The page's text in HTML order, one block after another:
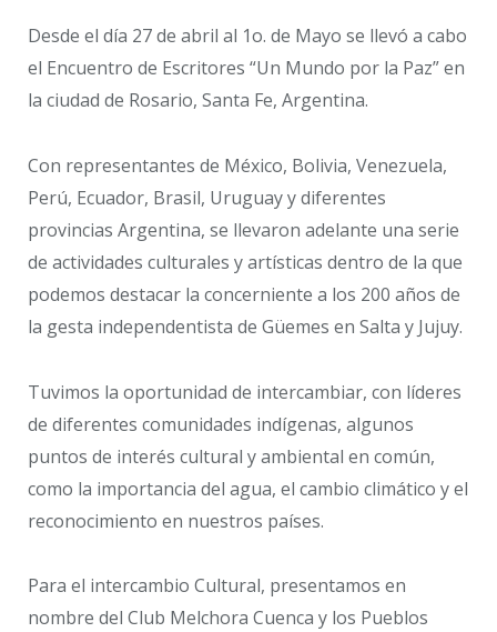
Desde el día 27 de abril al 1o. de Mayo se llevó a cabo
el Encuentro de Escritores “Un Mundo por la Paz” en
la ciudad de Rosario, Santa Fe, Argentina.
Con representantes de México, Bolivia, Venezuela,
Perú, Ecuador, Brasil, Uruguay y diferentes
provincias Argentina, se llevaron adelante una serie
de actividades culturales y artísticas dentro de la que
podemos destacar la concerniente a los 200 años de
la gesta independentista de Güemes en Salta y Jujuy.
Tuvimos la oportunidad de intercambiar, con líderes
de diferentes comunidades indígenas, algunos
puntos de interés cultural y ambiental en común,
como la importancia del agua, el cambio climático y el
reconocimiento en nuestros países.
Para el intercambio Cultural, presentamos en
nombre del Club Melchora Cuenca y los Pueblos